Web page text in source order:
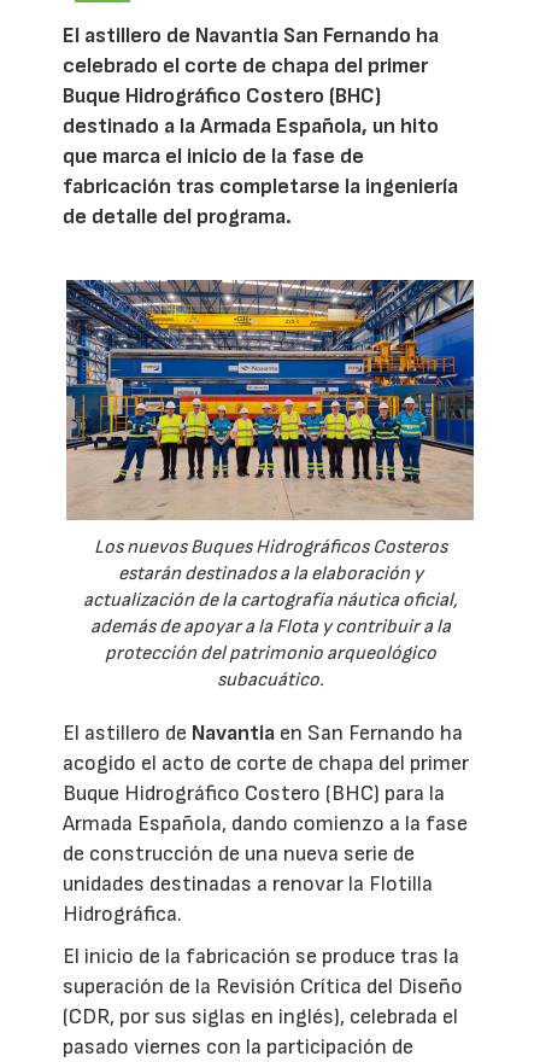
El astillero de Navantia San Fernando ha
celebrado el corte de chapa del primer
Buque Hidrográfico Costero (BHC)
destinado a la Armada Española, un hito
que marca el inicio de la fase de
fabricación tras completarse la ingeniería
de detalle del programa.
Los nuevos Buques Hidrográficos Costeros
estarán destinados a la elaboración y
actualización de la cartografía náutica oficial,
además de apoyar a la Flota y contribuir a la
protección del patrimonio arqueológico
subacuático.
El astillero de Navantia en San Fernando ha
acogido el acto de corte de chapa del primer
Buque Hidrográfico Costero (BHC) para la
Armada Española, dando comienzo a la fase
de construcción de una nueva serie de
unidades destinadas a renovar la Flotilla
Hidrográfica.
El inicio de la fabricación se produce tras la
superación de la Revisión Crítica del Diseño
(CDR, por sus siglas en inglés), celebrada el
pasado viernes con la participación de